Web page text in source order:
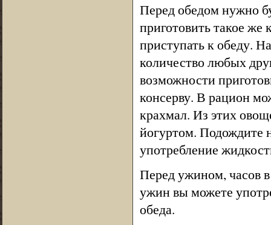
Перед обедом нужно
приготовить такое же
приступать к обеду.
количество любых
возможности
консерву. В рацион
крахмал. Из этих
йогуртом. Подождите
употребление
Перед ужином, часов
ужин вы можете
обеда.